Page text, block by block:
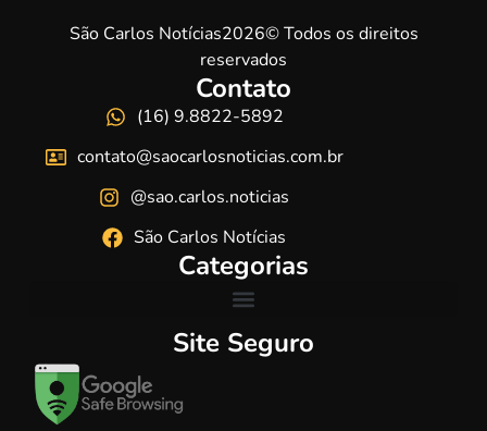
São Carlos Notícias2026© Todos os direitos
reservados
Contato
(16) 9.8822-5892
contato@saocarlosnoticias.com.br
@sao.carlos.noticias
São Carlos Notícias
Categorias
Site Seguro